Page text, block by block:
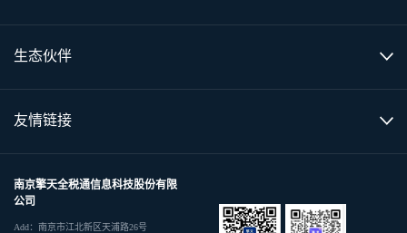
生态伙伴
友情链接
南京擎天全税通信息科技股份有限
公司
Add：南京市江北新区天浦路26号